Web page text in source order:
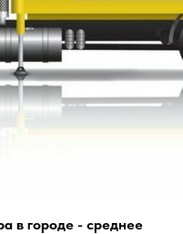
в городе - среднее